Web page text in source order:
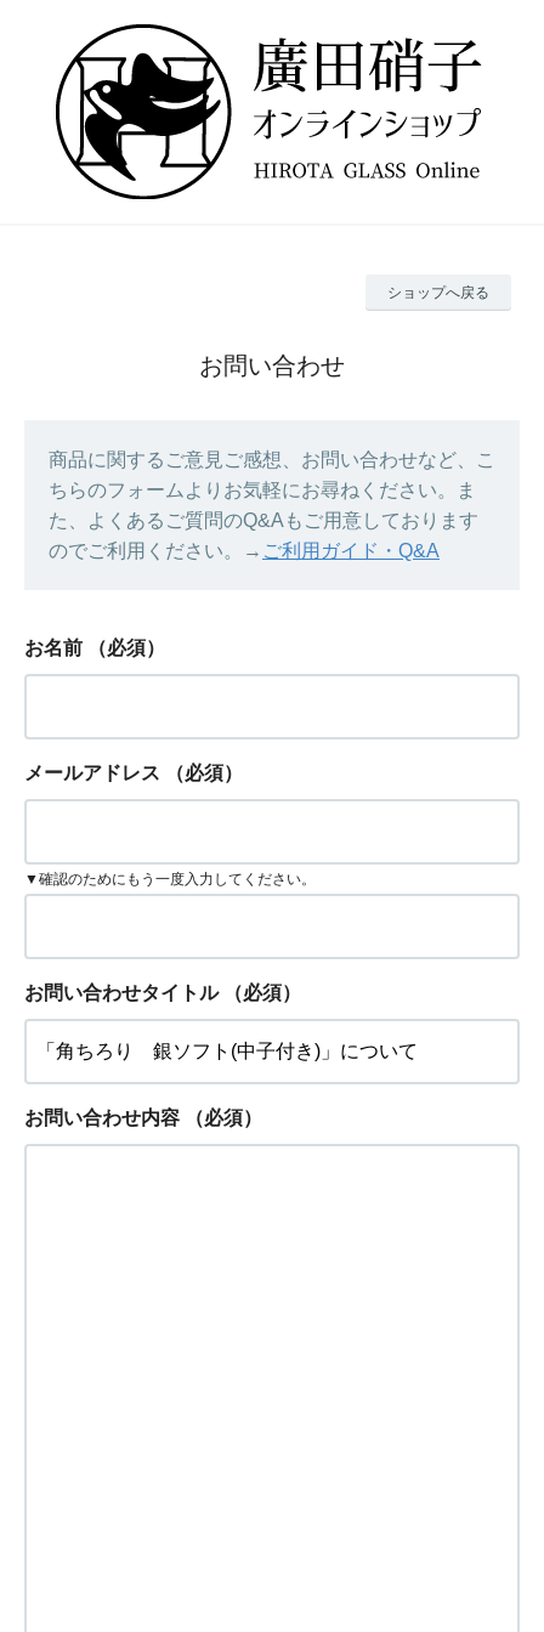
ショップへ戻る
お問い合わせ
商品に関するご意見ご感想、お問い合わせなど、こ
ちらのフォームよりお気軽にお尋ねください。ま
た、よくあるご質問のQ&Aもご用意しております
のでご利用ください。→ ご利用ガイド・Q&A
お名前 （必須）
メールアドレス （必須）
▼確認のためにもう一度入力してください。
お問い合わせタイトル （必須）
お問い合わせ内容 （必須）